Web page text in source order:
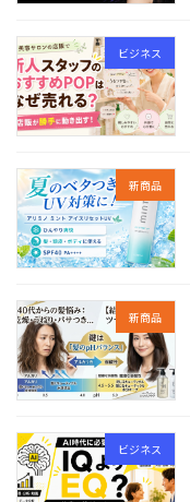
ビジネス
新商品
新商品
ビジネス